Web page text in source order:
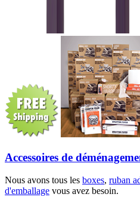
Accessoires de
Nous avons tous les boxes, ruban
d'emballage vous avez besoin.